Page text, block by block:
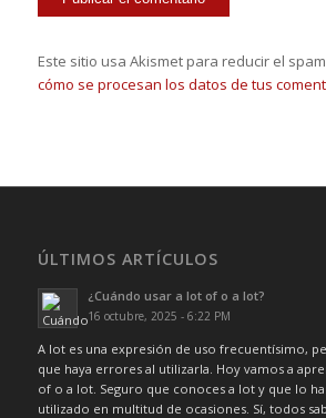
Este sitio usa Akismet para reducir el
cómo se procesan los datos de tus
ÚLTIMOS ARTÍCULOS
¿Cuándo usar a lot of o a lot?
16 octubre, 2025 - 6:22 PM
A lot es una expresión de uso frecuentísimo,
que haya errores al utilizarla. Hoy vamos a
of o a lot. Seguro que conoces a lot y que lo
utilizado en multitud de ocasiones. Sí, todos